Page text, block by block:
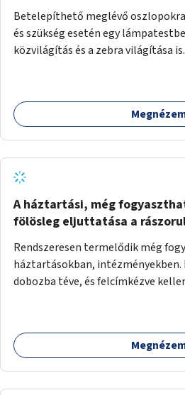
Betelepíthető meglévő
és szükség esetén egy
közvilágítás és a zebra világítása
A háztartási, még
fölösleg eljuttatása a
Rendszeresen termelődik még
háztartásokban,
dobozba téve, és felcímkézve
kihelyezés pontos ideje. (A szekrények belső
rekeszeit, beosztását nem tudom,